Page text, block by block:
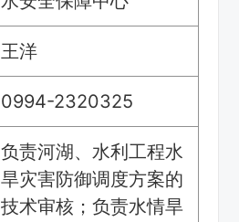
王洋
0994-2320325
负责河湖、水利工程水
旱灾害防御调度方案的
技术审核；负责水情旱